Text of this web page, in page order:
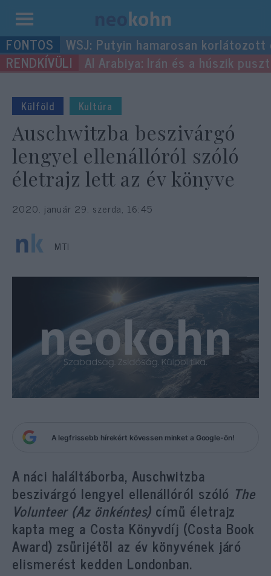
Kilépés
a
tartalomba
WSJ: Putyin hamarosan
Al Arabiya: Irán és a húszik
Külföld Kultúra
Auschwitzba beszivárgó
lengyel ellenállóról szóló
életrajz lett az év könyve
2020. január 29. szerda, 16:45
MTI
A legfrissebb hírekért kövessen minket a Google-ön!
A náci haláltáborba, Auschwitzba
beszivárgó lengyel ellenállóról szóló The
Volunteer (Az önkéntes) című életrajz
kapta meg a Costa Könyvdíj (Costa Book
Award) zsűrijétől az év könyvének járó
elismerést kedden Londonban.